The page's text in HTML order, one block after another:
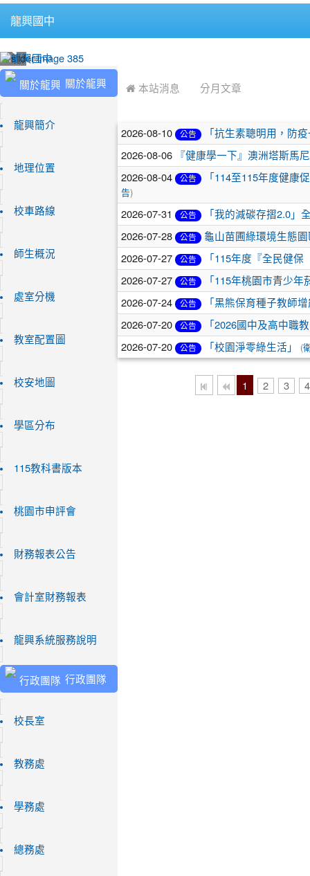
龍興國中
:::
關於龍興
龍興簡介
地理位置
校車路線
師生概況
處室分機
教室配置圖
校安地圖
學區分布
115教科書版本
桃園市申評會
財務報表公告
會計室財務報表
龍興系統服務說明
行政團隊
校長室
教務處
學務處
總務處
 本站消息 分月文章
文
章
列
表
2026-08-10 公告 「抗生素聰明用，防
2026-08-06 『健康學一下』澳洲塔斯馬
2026-08-04 公告 「114至115年度健康
告)
2026-07-31 公告 「我的減碳存摺2.0」
2026-07-28 公告 龜山苗圃綠環境生態
2026-07-27 公告 「115年度『全民健
2026-07-27 公告 「115年桃園市青少
2026-07-24 公告 「黑熊保育種子教師
2026-07-20 公告 「2026國中及高中職
2026-07-20 公告 「校園淨零綠生活」 (
1 2 3